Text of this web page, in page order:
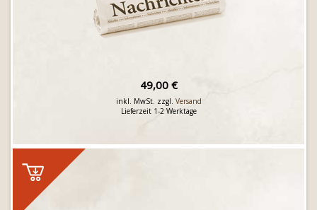
49,00 €
inkl. MwSt. zzgl. Versand
Lieferzeit 1-2 Werktage